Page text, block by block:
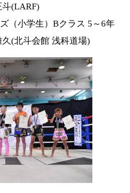
斗(LARF)
（小学生）Bクラス 5～6年
(北斗会館 浅科道場)